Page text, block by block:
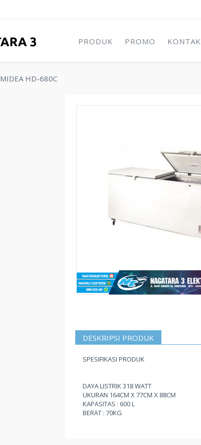
PRODUK PROMO KONTAK
MIDEA HD-680C
DESKRIPSI PRODUK
SPESIFIKASI PRODUK
DAYA LISTRIK 318 WATT
UKURAN 164CM X 77CM X 88CM
KAPASITAS : 600 L
BERAT : 70KG